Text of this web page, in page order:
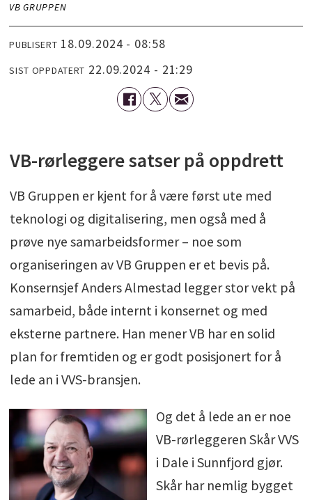
VB GRUPPEN
PUBLISERT 18.09.2024 - 08:58
SIST OPPDATERT 22.09.2024 - 21:29
VB-rørleggere satser på oppdrett
VB Gruppen er kjent for å være først ute med
teknologi og digitalisering, men også med å
prøve nye samarbeidsformer – noe som
organiseringen av VB Gruppen er et bevis på.
Konsernsjef Anders Almestad legger stor vekt på
samarbeid, både internt i konsernet og med
eksterne partnere. Han mener VB har en solid
plan for fremtiden og er godt posisjonert for å
lede an i VVS-bransjen.
Og det å lede an er noe
VB-rørleggeren Skår VVS
i Dale i Sunnfjord gjør.
Skår har nemlig bygget